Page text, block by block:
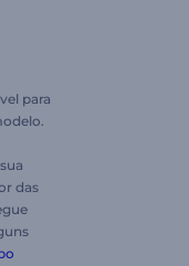
para
das